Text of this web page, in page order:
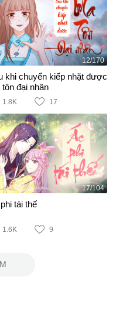
12/170
khi chuyển kiếp nhặt được
tôn đại nhân
1.8K 17
17/104
tái thế
1.6K 9